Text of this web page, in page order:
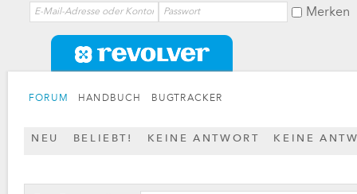
Merken
FORUM HANDBUCH BUGTRACKER
NEU BELIEBT! KEINE ANTWORT KEINE